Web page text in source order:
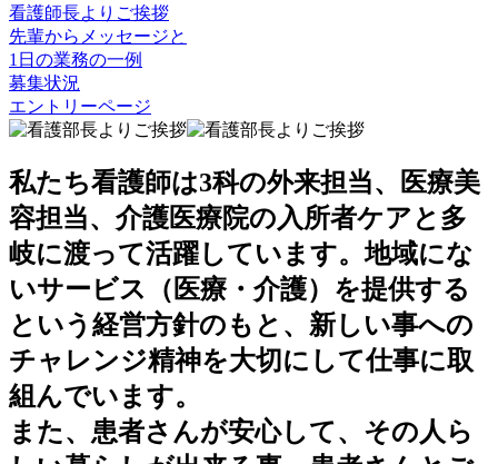
看護師長よりご挨拶
先輩からメッセージと
1日の業務の一例
募集状況
エントリーページ
私たち看護師は3科の外来担当、医療美
容担当、介護医療院の入所者ケアと多
岐に渡って活躍しています。地域にな
いサービス（医療・介護）を提供する
という経営方針のもと、新しい事への
チャレンジ精神を大切にして仕事に取
組んでいます。
また、患者さんが安心して、その人ら